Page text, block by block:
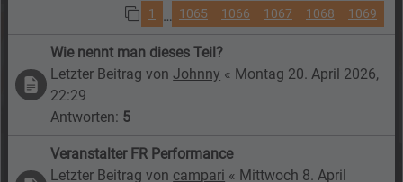
1 … 1065 1066 1067 1068 1069
Wie nennt man dieses Teil?
Letzter Beitrag vonJohnny « Montag 20. April 2026,
22:29
Antworten: 5
Veranstalter FR Performance
Letzter Beitrag von campari « Mittwoch 8. April